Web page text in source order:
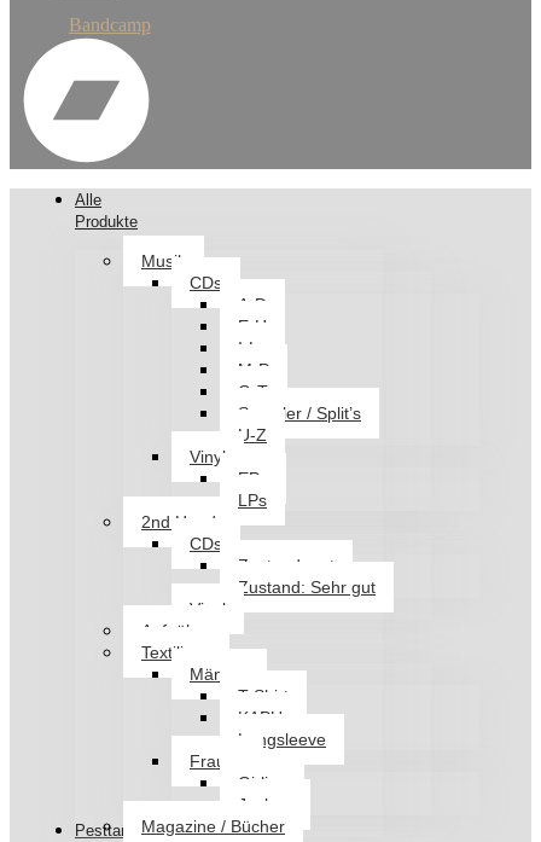
Bandcamp
Alle
Produkte
Musik
CDs
A-D
E-H
I-L
M-P
Q-T
Sampler / Split’s
U-Z
Vinyl
EPs
LPs
2nd Hand
CDs
Zustand: gut
Zustand: Sehr gut
Vinyl
Aufnäher
Textilien
Männer
T-Shirt
KAPU
Longsleeve
Frauen
Girlies
Jacken
Magazine / Bücher
Pesttanz